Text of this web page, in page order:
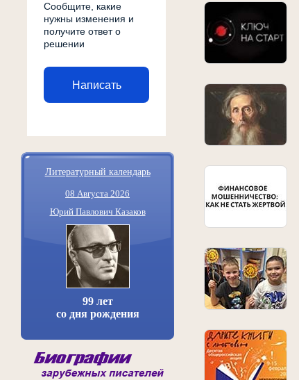
Сообщите, какие
нужны изменения и
получите ответ о
решении
Написать
Литературный календарь
08 Августа 2026
Юрий Павлович Казаков
99 лет
со дня рождения